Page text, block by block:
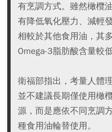
有烹調方式。雖然橄欖
有降低氧化壓力、減輕
相較於其他食用油，其
Omega-3脂肪酸含量較低
衛福部指出，考量人體
並不建議長期僅使用橄
源，而是應依不同烹調
種食用油輪替使用。